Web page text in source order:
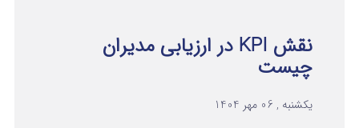
نقش KPI در ارزیابی مدیران
چیست
یکشنبه , 06 مهر 1404